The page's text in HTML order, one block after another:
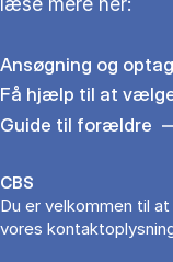
Ansøgning og
Få hjælp til at
Guide til forældre
CBS
Du er velkommen til
vores